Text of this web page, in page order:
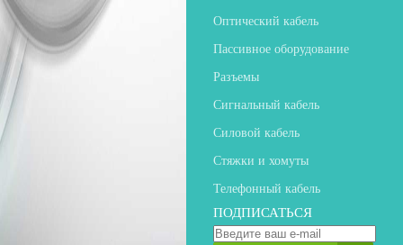
Оптический кабель
Пассивное оборудование
Разъемы
Сигнальный кабель
Силовой кабель
Стяжки и хомуты
Телефонный кабель
ПОДПИСАТЬСЯ